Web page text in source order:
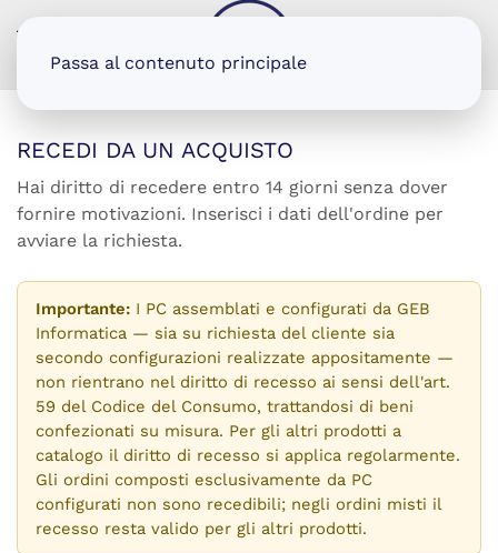
Passa al contenuto principale
RECEDI DA UN ACQUISTO
Hai diritto di recedere entro 14 giorni senza dover
fornire motivazioni. Inserisci i dati dell'ordine per
avviare la richiesta.
Importante: I PC assemblati e configurati da GEB
Informatica — sia su richiesta del cliente sia
secondo configurazioni realizzate appositamente —
non rientrano nel diritto di recesso ai sensi dell'art.
59 del Codice del Consumo, trattandosi di beni
confezionati su misura. Per gli altri prodotti a
catalogo il diritto di recesso si applica regolarmente.
Gli ordini composti esclusivamente da PC
configurati non sono recedibili; negli ordini misti il
recesso resta valido per gli altri prodotti.